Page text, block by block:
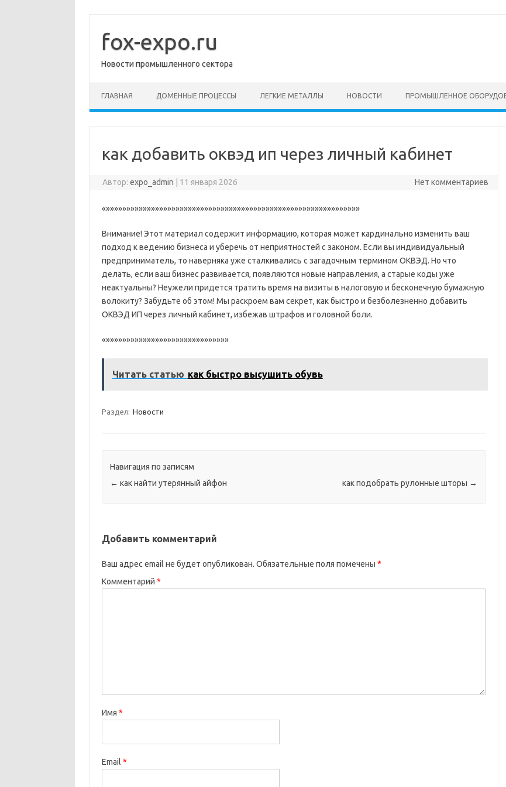
содержимому
fox-expo.ru
Новости промышленного сектора
ГЛАВНАЯ ДОМЕННЫЕ ПРОЦЕССЫ ЛЕГКИЕ МЕТАЛЛЫ НОВОСТИ ПРОМЫШЛЕННОЕ
как добавить оквэд ип через личный кабинет
Автор:expo_admin 11 января 2026 Нет комментариев
«»»»»»»»»»»»»»»»»»»»»»»»»»»»»»»»»»»»»»»»»»»»»»»»»»»»»»»»»»»»»»»
Внимание! Этот материал содержит информацию, которая может кардинально изменить ваш
подход к ведению бизнеса и уберечь от неприятностей с законом. Если вы индивидуальный
предприниматель, то наверняка уже сталкивались с загадочным термином ОКВЭД. Но что
делать, если ваш бизнес развивается, появляются новые направления, а старые коды уже
неактуальны? Неужели придется тратить время на визиты в налоговую и бесконечную бумажную
волокиту? Забудьте об этом! Мы раскроем вам секрет, как быстро и безболезненно добавить
ОКВЭД ИП через личный кабинет, избежав штрафов и головной боли.
«»»»»»»»»»»»»»»»»»»»»»»»»»»»»»»
Читать статью как быстро высушить обувь
Раздел: Новости
Навигация по записям
← как найти утерянный айфон как подобрать рулонные шторы →
Добавить комментарий
Ваш адрес email не будет опубликован. Обязательные поля помечены *
Комментарий *
Имя *
Email *